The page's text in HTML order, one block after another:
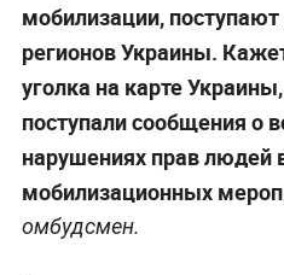
мобилизации,
регионов Украины.
уголка на карте
поступали сообщения о
нарушениях прав людей
мобилизационных
омбудсмен.